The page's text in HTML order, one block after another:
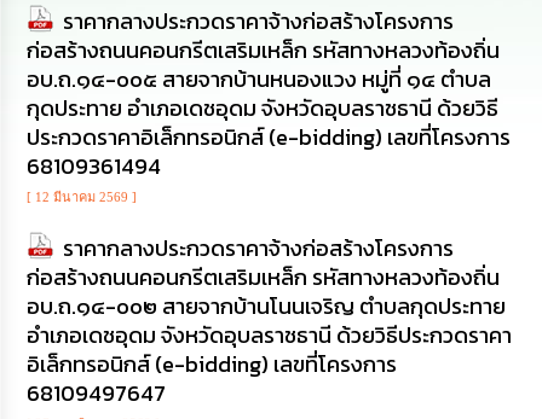
ป้องกัน
การ
ทุจริต
มาตรการ
ส่ง
เสริม
คุณธรรม
และ
ความ
โปร่งใส
ร้อง
เรียน
ร้อง
ทุกข์
ราคากลางประกวดราคาจ้างก่อสร้างโครงการ
ก่อสร้างถนนคอนกรีตเสริมเหล็ก รหัสทางหลวงท้องถิ่น
อบ.ถ.๑๔-๐๐๕ สายจากบ้านหนองแวง หมู่ที่ ๑๔ ตำบล
กุดประทาย อำเภอเดชอุดม จังหวัดอุบลราชธานี ด้วยวิธี
ประกวดราคาอิเล็กทรอนิกส์ (e-bidding) เลขที่โครงการ
68109361494
[ 12 มีนาคม 2569 ]
ราคากลางประกวดราคาจ้างก่อสร้างโครงการ
ก่อสร้างถนนคอนกรีตเสริมเหล็ก รหัสทางหลวงท้องถิ่น
อบ.ถ.๑๔-๐๐๒ สายจากบ้านโนนเจริญ ตำบลกุดประทาย
อำเภอเดชอุดม จังหวัดอุบลราชธานี ด้วยวิธีประกวดราคา
อิเล็กทรอนิกส์ (e-bidding) เลขที่โครงการ
68109497647